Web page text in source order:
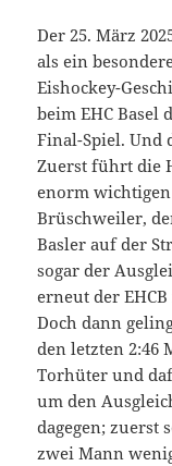
Der 25. März
als ein
Eishockey-
beim EHC
Final-Spiel. Und
Zuerst führt die
enorm
Brüschweiler,
Basler auf der
sogar der
erneut der
Doch dann
den letzten 2:46
Torhüter und
um den
dagegen; zuerst
zwei Mann